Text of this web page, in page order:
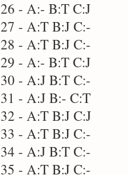
26 - A:- B:T C:J
27 - A:T B:J C:-
28 - A:T B:J C:-
29 - A:- B:T C:J
30 - A:J B:T C:-
31 - A:J B:- C:T
32 - A:T B:J C:J
33 - A:T B:J C:-
34 - A:J B:T C:-
35 - A:T B:J C:-